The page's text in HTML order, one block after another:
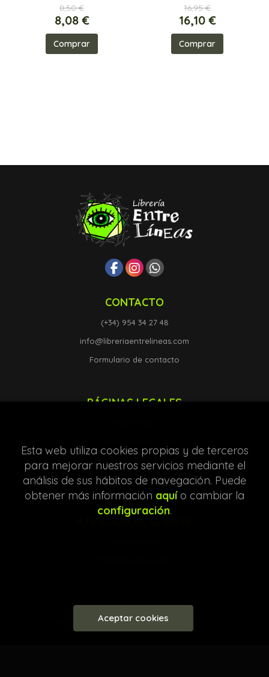
8,50 €
8,08 €
Comprar
16,95 €
16,10 €
Comprar
CONTACTO
(+34) 954 34 27 48
info@libreriaentrelineas.com
Formulario de contacto
PÁGINAS LEGALES
Protección de datos
Política de Cookies
ATENCIÓN AL CLIENTE
Librería Entre Líneas. Todos los Derechos
Reservados |Grupo Trevenque
Esta web utiliza cookies propias y de terceros
para mejorar nuestros servicios mediante el
análisis de sus hábitos de navegación. Puede
obtener más información aquío cambiar la
configuración.
Aceptar cookies